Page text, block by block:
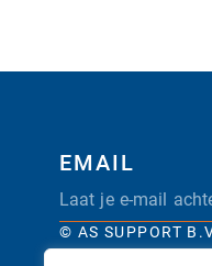
EMAIL
© AS SUPPORT